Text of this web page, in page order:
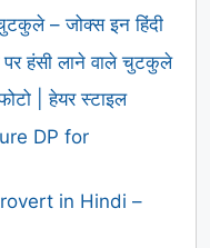
– जोक्स इन हिंदी
हंसी लाने वाले चुटकुले
| हेयर स्टाइल
DP for
in Hindi –